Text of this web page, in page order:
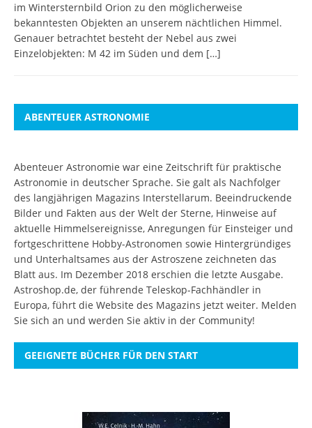
im Wintersternbild Orion zu den möglicherweise
bekanntesten Objekten an unserem nächtlichen Himmel.
Genauer betrachtet besteht der Nebel aus zwei
Einzelobjekten: M 42 im Süden und dem […]
ABENTEUER ASTRONOMIE
Abenteuer Astronomie war eine Zeitschrift für praktische
Astronomie in deutscher Sprache. Sie galt als Nachfolger
des langjährigen Magazins Interstellarum. Beeindruckende
Bilder und Fakten aus der Welt der Sterne, Hinweise auf
aktuelle Himmelsereignisse, Anregungen für Einsteiger und
fortgeschrittene Hobby-Astronomen sowie Hintergründiges
und Unterhaltsames aus der Astroszene zeichneten das
Blatt aus. Im Dezember 2018 erschien die letzte Ausgabe.
Astroshop.de, der führende Teleskop-Fachhändler in
Europa, führt die Website des Magazins jetzt weiter. Melden
Sie sich an und werden Sie aktiv in der Community!
GEEIGNETE BÜCHER FÜR DEN START